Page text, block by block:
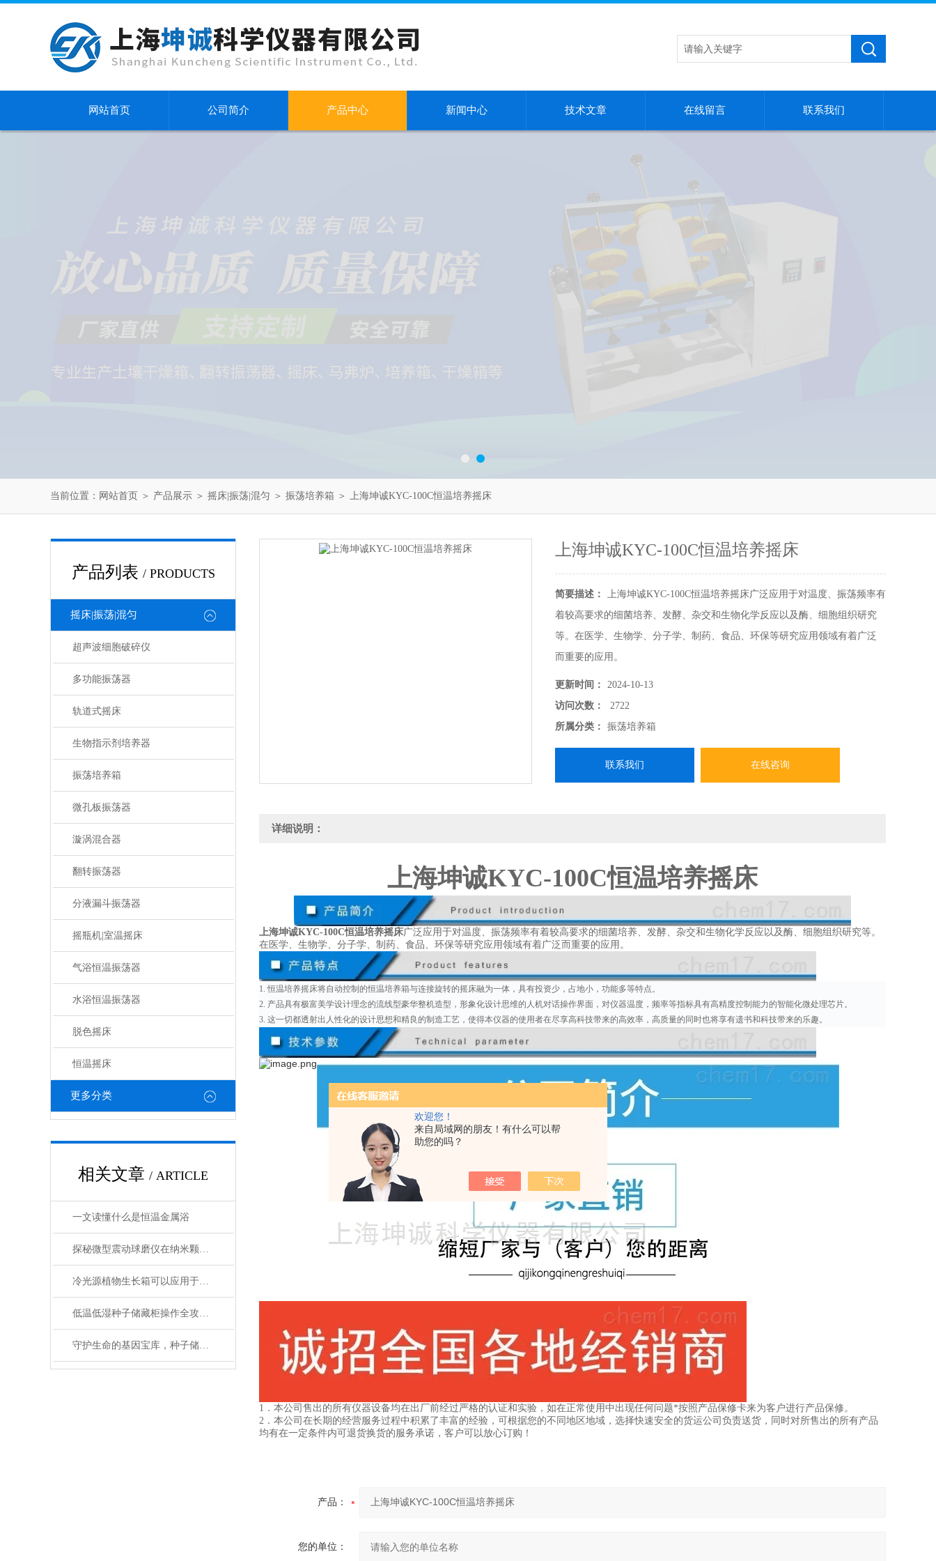
欢迎您！
来自局域网的朋友！有什么可以帮
助您的吗？
网站首页 公司简介 产品中心 新闻中心 技术文章 在线留言 联系我们
当前位置： 网站首页 ＞ 产品展示 ＞ 摇床|振荡|混匀 ＞ 振荡培养箱 ＞ 上海坤诚KYC-100C恒温培养摇床
产品列表 / PRODUCTS
摇床|振荡|混匀
超声波细胞破碎仪
多功能振荡器
轨道式摇床
生物指示剂培养器
振荡培养箱
微孔板振荡器
漩涡混合器
翻转振荡器
分液漏斗振荡器
摇瓶机|室温摇床
气浴恒温振荡器
水浴恒温振荡器
脱色摇床
恒温摇床
更多分类
相关文章 / ARTICLE
一文读懂什么是恒温金属浴
探秘微型震动球磨仪在纳米颗粒制备中的关键作用
冷光源植物生长箱可以应用于各种植物的生长
低温低湿种子储藏柜操作全攻略：从准备到维护的标准化流程
守护生命的基因宝库，种子储藏柜使用事项详解
上海坤诚KYC-100C恒温培养摇床
简要描述：
上海坤诚KYC-100C恒温培养摇床广泛应用于对温度、振荡频率有
着较高要求的细菌培养、发酵、杂交和生物化学反应以及酶、细胞组织研究
等。在医学、生物学、分子学、制药、食品、环保等研究应用领域有着广泛
而重要的应用。
更新时间：
2024-10-13
访问次数：
2722
所属分类：
振荡培养箱
联系我们 在线咨询
详细说明：
上海坤诚KYC-100C恒温培养摇床
上海坤诚KYC-100C恒温培养摇床广泛应用于对温度、振荡频率有着较高要求的细菌培养、发酵、杂交和生物化学反应以及酶、细胞组织研究等。
在医学、生物学、分子学、制药、食品、环保等研究应用领域有着广泛而重要的应用。
1.恒温培养摇床将自动控制的恒温培养箱与连接旋转的摇床融为一体，具有投资少，占地小，功能多等特点。
2. 产品具有极富美学设计理念的流线型豪华整机造型，形象化设计思维的人机对话操作界面，对仪器温度，频率等指标具有高精度控制能力的智能化微处理芯片。
3. 这一切都透射出人性化的设计思想和精良的制造工艺，使得本仪器的使用者在尽享高科技带来的高效率，高质量的同时也将享有遗书和科技带来的乐趣。
1．本公司售出的所有仪器设备均在出厂前经过严格的认证和实验，如在正常使用中出现任何问题*按照产品保修卡来为客户进行产品保修。
2．本公司在长期的经营服务过程中积累了丰富的经验，可根据您的不同地区地域，选择快速安全的货运公司负责送货，同时对所售出的所有产品
均有在一定条件内可退货换货的服务承诺，客户可以放心订购！
产品：
您的单位：